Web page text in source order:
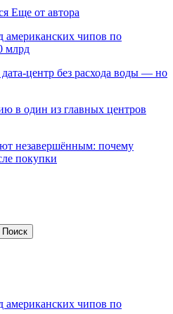
Еще от автора
американских чипов по
млрд
центр без расхода воды — но
в один из главных центров
незавершённым: почему
покупки
американских чипов по